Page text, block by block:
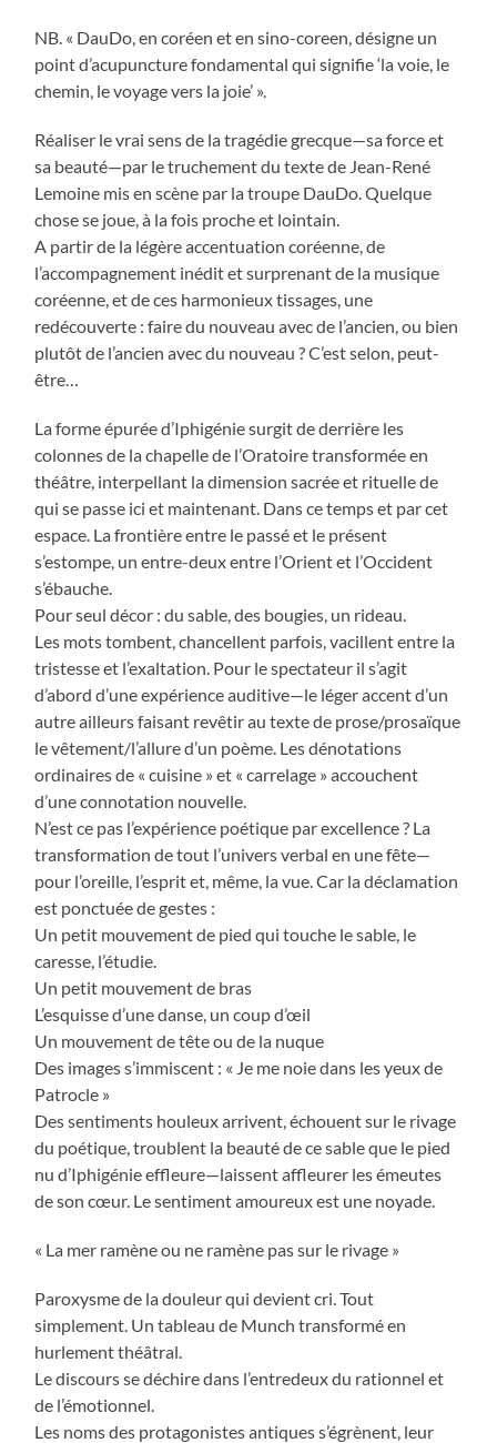
NB. « DauDo, en coréen et en sino-coreen, désigne un
point d’acupuncture fondamental qui signifie ‘la voie, le
chemin, le voyage vers la joie’ ».
Réaliser le vrai sens de la tragédie grecque—sa force et
sa beauté—par le truchement du texte de Jean-René
Lemoine mis en scène par la troupe DauDo. Quelque
chose se joue, à la fois proche et lointain.
A partir de la légère accentuation coréenne, de
l’accompagnement inédit et surprenant de la musique
coréenne, et de ces harmonieux tissages, une
redécouverte : faire du nouveau avec de l’ancien, ou bien
plutôt de l’ancien avec du nouveau ? C’est selon, peut-
être…
La forme épurée d’Iphigénie surgit de derrière les
colonnes de la chapelle de l’Oratoire transformée en
théâtre, interpellant la dimension sacrée et rituelle de
qui se passe ici et maintenant. Dans ce temps et par cet
espace. La frontière entre le passé et le présent
s’estompe, un entre-deux entre l’Orient et l’Occident
s’ébauche.
Pour seul décor : du sable, des bougies, un rideau.
Les mots tombent, chancellent parfois, vacillent entre la
tristesse et l’exaltation. Pour le spectateur il s’agit
d’abord d’une expérience auditive—le léger accent d’un
autre ailleurs faisant revêtir au texte de prose/prosaïque
le vêtement/l’allure d’un poème. Les dénotations
ordinaires de « cuisine » et « carrelage » accouchent
d’une connotation nouvelle.
N’est ce pas l’expérience poétique par excellence ? La
transformation de tout l’univers verbal en une fête—
pour l’oreille, l’esprit et, même, la vue. Car la déclamation
est ponctuée de gestes :
Un petit mouvement de pied qui touche le sable, le
caresse, l’étudie.
Un petit mouvement de bras
L’esquisse d’une danse, un coup d’œil
Un mouvement de tête ou de la nuque
Des images s’immiscent : « Je me noie dans les yeux de
Patrocle »
Des sentiments houleux arrivent, échouent sur le rivage
du poétique, troublent la beauté de ce sable que le pied
nu d’Iphigénie effleure—laissent affleurer les émeutes
de son cœur. Le sentiment amoureux est une noyade.
« La mer ramène ou ne ramène pas sur le rivage »
Paroxysme de la douleur qui devient cri. Tout
simplement. Un tableau de Munch transformé en
hurlement théâtral.
Le discours se déchire dans l’entredeux du rationnel et
de l’émotionnel.
Les noms des protagonistes antiques s’égrènent, leur